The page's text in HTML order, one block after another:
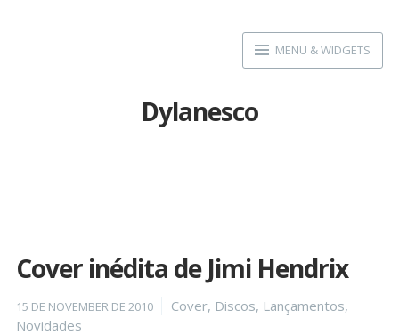
MENU & WIDGETS
Dylanesco
Cover inédita de Jimi Hendrix
Posted
on
15 DE NOVEMBER DE 2010 Categories
Cover, Discos, Lançamentos,
Novidades